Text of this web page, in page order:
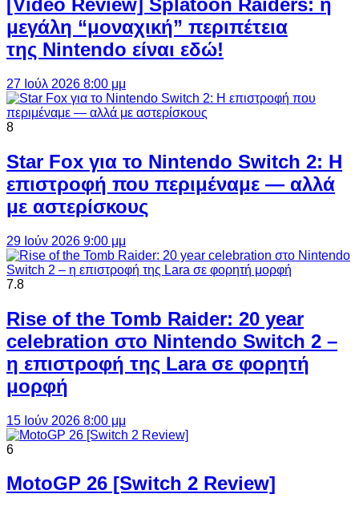
[Video Review] Splatoon Raiders: η
μεγάλη “μοναχική” περιπέτεια
της Nintendo είναι εδώ!
27 Ιούλ 2026 8:00 μμ
8
Star Fox για το Nintendo Switch 2: Η
επιστροφή που περιμέναμε — αλλά
με αστερίσκους
29 Ιούν 2026 9:00 μμ
7.8
Rise of the Tomb Raider: 20 year
celebration στο Nintendo Switch 2 –
η επιστροφή της Lara σε φορητή
μορφή
15 Ιούν 2026 8:00 μμ
6
MotoGP 26 [Switch 2 Review]